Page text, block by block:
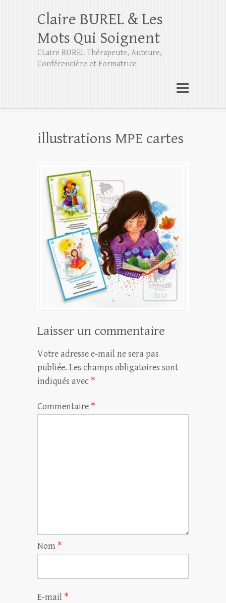
Claire BUREL & Les
Mots Qui Soignent
CLaire BUREL Thérapeute, Auteure,
Conférencière et Formatrice
illustrations MPE cartes
Laisser un commentaire
Votre adresse e-mail ne sera pas
publiée. Les champs obligatoires sont
indiqués avec *
Commentaire *
Nom *
E-mail *